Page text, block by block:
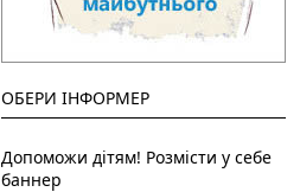
ОБЕРИ ІНФОРМЕР
Допоможи дітям! Розмісти у себе
баннер